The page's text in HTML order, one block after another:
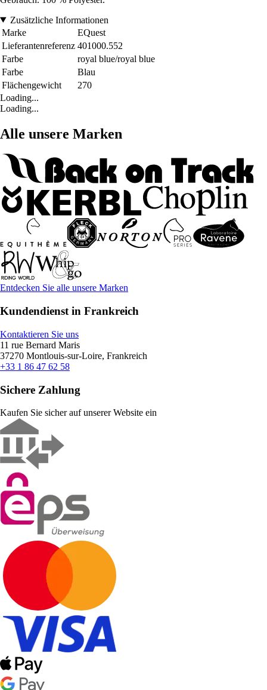
Zusätzliche Informationen
Marke
EQuest
Lieferantenreferenz 401000.552
Farbe
royal blue/royal blue
Farbe
Blau
Flächengewicht
270
Loading...
Loading...
Alle unsere Marken
Entdecken Sie alle unsere Marken
Kundendienst in Frankreich
Kontaktieren Sie uns
11 rue Bernard Maris
37270 Montlouis-sur-Loire, Frankreich
+33 1 86 47 62 58
Sichere Zahlung
Kaufen Sie sicher auf unserer Website ein